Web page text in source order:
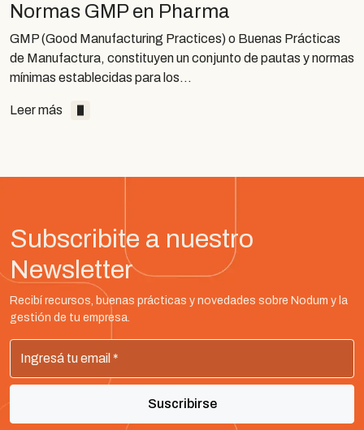
Normas GMP en Pharma
GMP (Good Manufacturing Practices) o Buenas Prácticas
de Manufactura, constituyen un conjunto de pautas y normas
mínimas establecidas para los…
Leer más
Subscribite a nuestro
Newsletter
Recibí recursos, buenas prácticas y novedades sobre Nodum y la
gestión de tu empresa.
Suscribirse